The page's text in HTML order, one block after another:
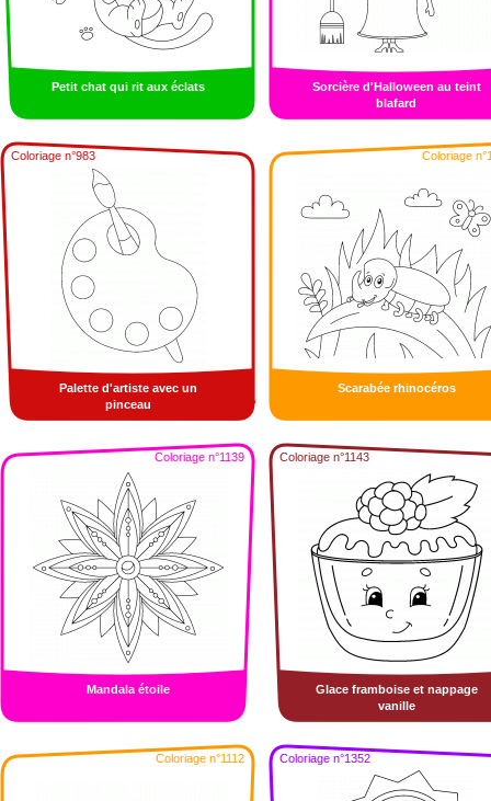
Petit chat qui rit aux éclats
Sorcière d'Halloween au teint
blafard
Coloriage n°983
Palette d'artiste avec un
pinceau
Coloriage
Scarabée rhinocéros
Coloriage n°1139
Mandala étoile
Coloriage n°1143
Glace framboise et nappage
vanille
Coloriage n°1112 Coloriage n°1352